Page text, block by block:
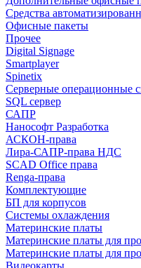
Средства
Офисные пакеты
Прочее
Digital Signage
Smartplayer
Spinetix
Серверные операционные
SQL сервер
САПР
Нанософт Разработка
АСКОН-права
Лира-САПР-права НДС
SCAD Office права
Renga-права
Комплектующие
БП для корпусов
Системы охлаждения
Материнские платы
Материнские платы для
Материнские платы для
Видеокарты